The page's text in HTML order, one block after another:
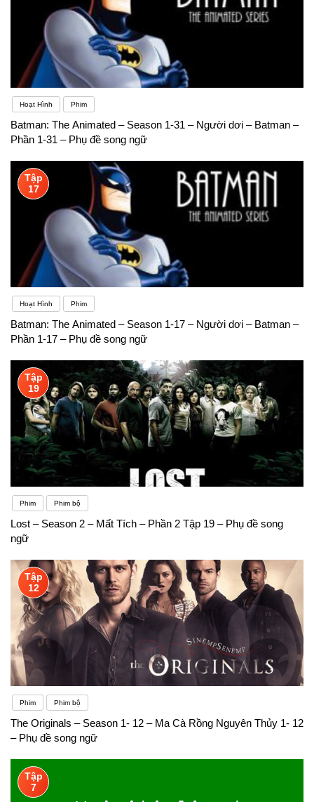
Hoạt Hình Phim
Batman: The Animated – Season 1-31 – Người dơi – Batman –
Phần 1-31 – Phụ đề song ngữ
Tập
17
Hoạt Hình Phim
Batman: The Animated – Season 1-17 – Người dơi – Batman –
Phần 1-17 – Phụ đề song ngữ
Tập
19
Phim Phim bộ
Lost – Season 2 – Mất Tích – Phần 2 Tập 19 – Phụ đề song
ngữ
Tập
12
Phim Phim bộ
The Originals – Season 1- 12 – Ma Cà Rồng Nguyên Thủy 1- 12
– Phụ đề song ngữ
Tập
7